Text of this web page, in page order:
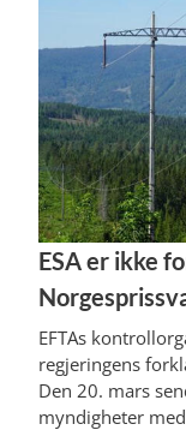
ESA er ikke
EFTAs
regjeringens
Den 20. mars
myndigheter